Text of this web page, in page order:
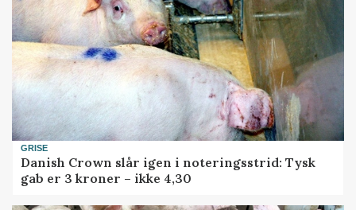
GRISE
Danish Crown slår igen i noteringsstrid: Tysk
gab er 3 kroner – ikke 4,30